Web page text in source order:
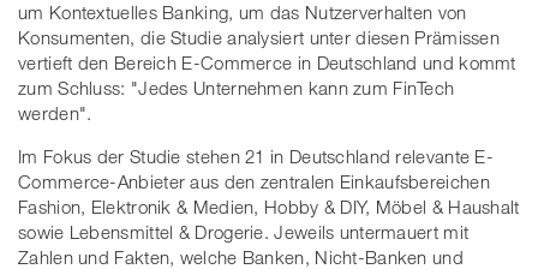
um Kontextuelles Banking, um das Nutzerverhalten von
Konsumenten, die Studie analysiert unter diesen Prämissen
vertieft den Bereich E-Commerce in Deutschland und kommt
zum Schluss: "Jedes Unternehmen kann zum FinTech
werden".
Im Fokus der Studie stehen 21 in Deutschland relevante E-
Commerce-Anbieter aus den zentralen Einkaufsbereichen
Fashion, Elektronik & Medien, Hobby & DIY, Möbel & Haushalt
sowie Lebensmittel & Drogerie. Jeweils untermauert mit
Zahlen und Fakten, welche Banken, Nicht-Banken und